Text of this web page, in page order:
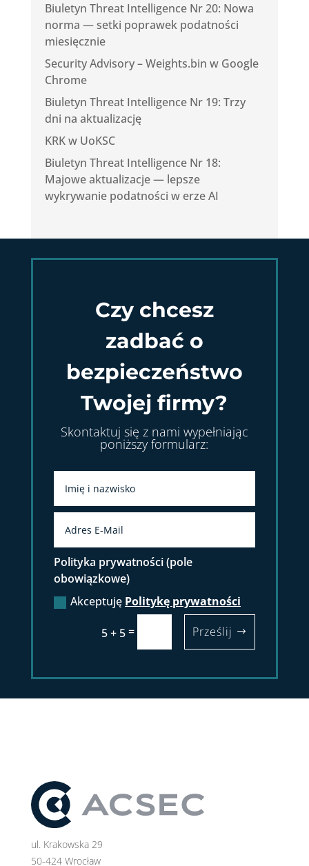
Biuletyn Threat Intelligence Nr 20: Nowa
norma — setki poprawek podatności
miesięcznie
Security Advisory – Weights.bin w Google
Chrome
Biuletyn Threat Intelligence Nr 19: Trzy
dni na aktualizację
KRK w UoKSC
Biuletyn Threat Intelligence Nr 18:
Majowe aktualizacje — lepsze
wykrywanie podatności w erze AI
Czy chcesz
zadbać o
bezpieczeństwo
Twojej firmy?
Skontaktuj się z nami wypełniając
poniższy formularz:
Polityka prywatności (pole
obowiązkowe)
Akceptuję Politykę prywatności
5 + 5= Prześlij
ul. Krakowska 29
50-424 Wrocław